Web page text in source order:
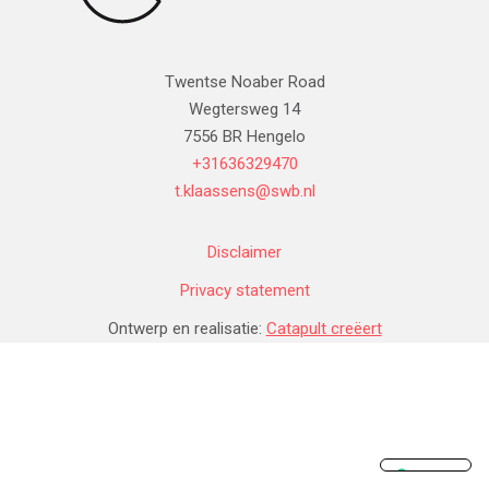
Twentse Noaber Road
Wegtersweg 14
7556 BR Hengelo
+31636329470
t.klaassens@swb.nl
Disclaimer
Privacy statement
Ontwerp en realisatie: Catapult creëert